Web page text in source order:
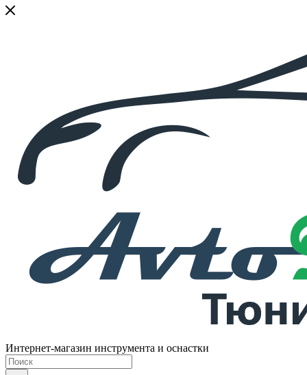
Интернет-магазин инструмента и оснастки